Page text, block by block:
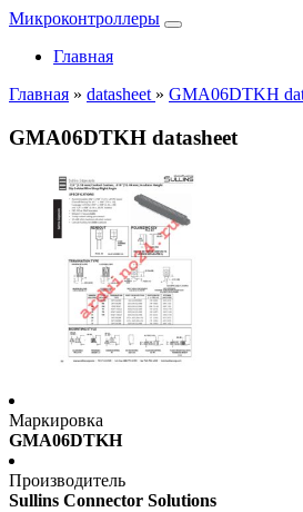
Микроконтроллеры
Главная
Главная » datasheet » GMA06DTKH
GMA06DTKH datasheet
Маркировка
GMA06DTKH
Производитель
Sullins Connector Solutions